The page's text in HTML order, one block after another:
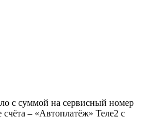
с суммой на сервисный номер
– «Автоплатёж» Теле2 с